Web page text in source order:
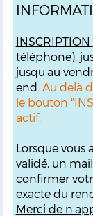
INSCRIPTION
téléphone),
jusqu'au
end. Au delà
le bouton
actif.
Lorsque vous
validé, un
confirmer
exacte du
Merci de